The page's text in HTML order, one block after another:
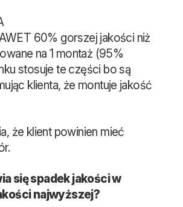
60% gorszej jakości niż
na 1 montaż (95%
stosuje te części bo są
klienta, że montuje jakość
że klient powinien mieć
się spadek jakości w
najwyższej?